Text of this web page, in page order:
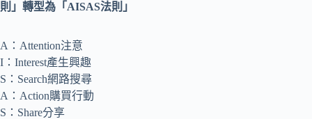
則」轉型為「AISAS法則」
A：Attention注意
I：Interest產生興趣
S：Search網路搜尋
A：Action購買行動
S：Share分享